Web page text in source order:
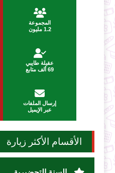
المجموعة
1.2 مليون
عقيلة طايبي
69 ألف متابع
إرسال الملفات
عبر الإيميل
الأقسام الأكثر زيارة